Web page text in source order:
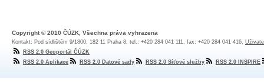
Copyright © 2010 ČÚZK, Všechna práva vyhrazena
Kontakt: Pod sídlištěm 9/1800, 182 11 Praha 8, tel.: +420 284 041 111, fax: +420 284 041 416,
RSS 2.0 Geoportál ČÚZK
RSS 2.0 Aplikace
RSS 2.0 Datové sady RSS 2.0 Síťové služby RSS 2.0 INSPIRE